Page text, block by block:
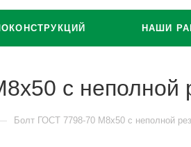
НАШИ
с неполной
Болт ГОСТ 7798-70 М8х50 с неполной